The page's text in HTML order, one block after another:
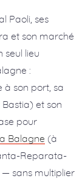
Paoli, ses
et son marché
seul lieu
:
à son port, sa
et son
pour
Balagne (à
Reparata-
sans multiplier